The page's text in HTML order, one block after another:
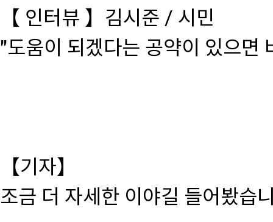
【 인터뷰 】김시준 / 시민
"도움이 되겠다는 공약이 있으면
【기자】
조금 더 자세한 이야길 들어봤습